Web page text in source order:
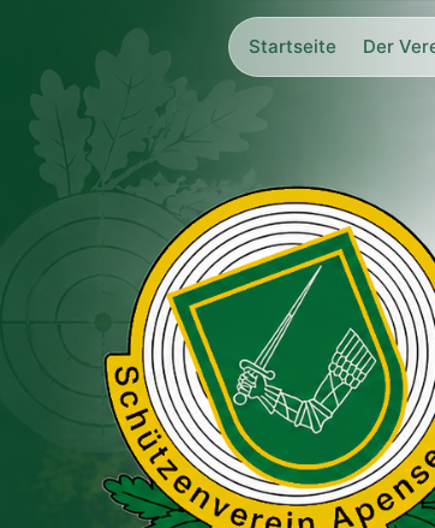
Startseite Der